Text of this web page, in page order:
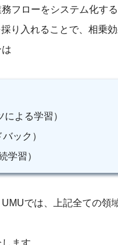
フローをシステム化す
り入れることで、相乗
よる学習）
ック）
学習）
では、上記全ての領
ます。